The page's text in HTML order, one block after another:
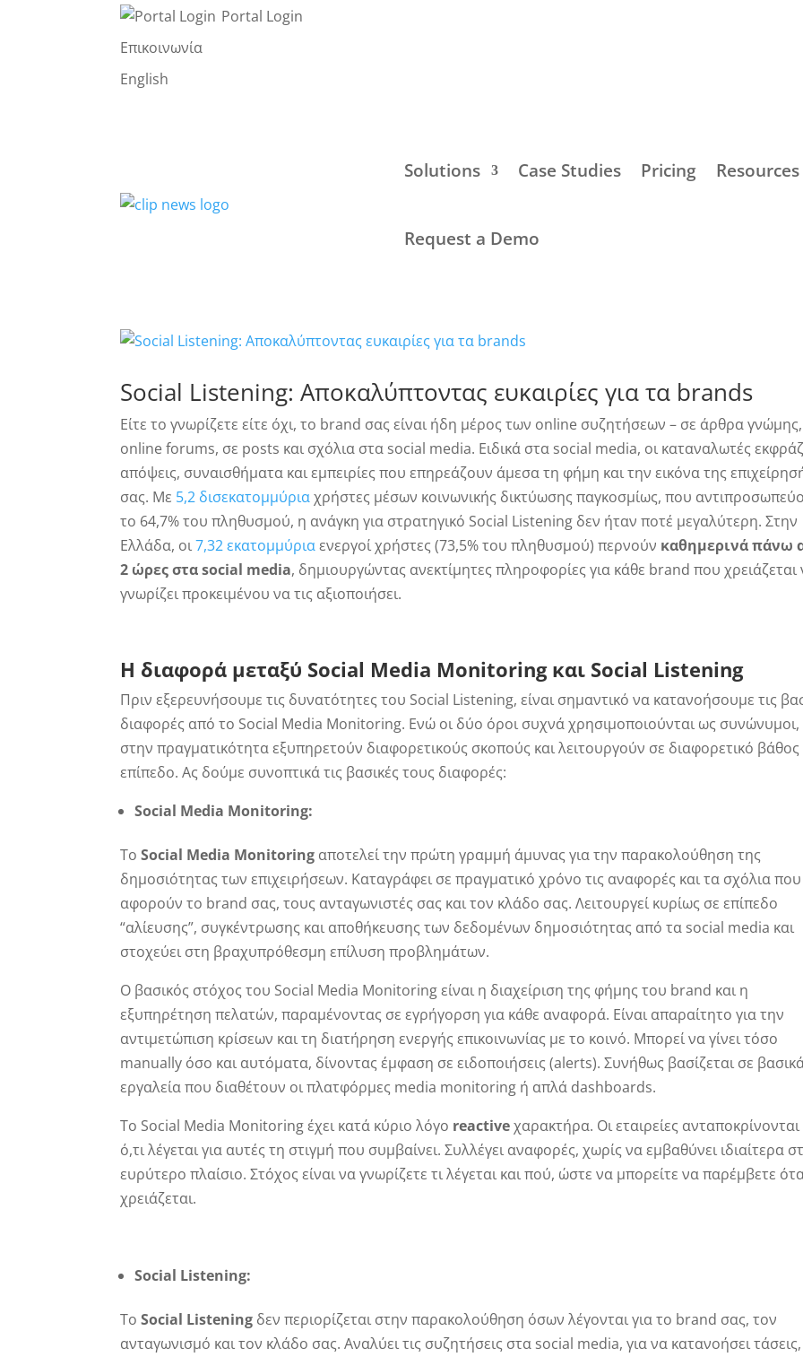
Portal Login
Επικοινωνία
English
Solutions Case Studies Pricing Resources
Request a Demo
Social Listening: Αποκαλύπτοντας ευκαιρίες για τα brands
Είτε το γνωρίζετε είτε όχι, το brand σας είναι ήδη μέρος των online συζητήσεων – σε άρθρα γνώμης,
online forums, σε posts και σχόλια στα social media. Ειδικά στα social media, οι καταναλωτές
απόψεις, συναισθήματα και εμπειρίες που επηρεάζουν άμεσα τη φήμη και την εικόνα της
σας. Με 5,2 δισεκατομμύριαχρήστες μέσων κοινωνικής δικτύωσης παγκοσμίως, που
το 64,7% του πληθυσμού, η ανάγκη για στρατηγικό Social Listening δεν ήταν ποτέ μεγαλύτερη. Στην
Ελλάδα, οι7,32 εκατομμύριαενεργοί χρήστες (73,5% του πληθυσμού) περνούν καθημερινά πάνω
2 ώρες στα social media, δημιουργώντας ανεκτίμητες πληροφορίες για κάθε brand που χρειάζεται
γνωρίζει προκειμένου να τις αξιοποιήσει.
Η διαφορά μεταξύ Social Media Monitoring και Social Listening
Πριν εξερευνήσουμε τις δυνατότητες του Social Listening, είναι σημαντικό να κατανοήσουμε τις
διαφορές από το Social Media Monitoring. Ενώ οι δύο όροι συχνά χρησιμοποιούνται ως συνώνυμοι,
στην πραγματικότητα εξυπηρετούν διαφορετικούς σκοπούς και λειτουργούν σε διαφορετικό βάθος
επίπεδο. Ας δούμε συνοπτικά τις βασικές τους διαφορές:
Social Media Monitoring:
ΤοSocial Media Monitoring αποτελεί την πρώτη γραμμή άμυνας για την παρακολούθηση της
δημοσιότητας των επιχειρήσεων. Καταγράφει σε πραγματικό χρόνο τις αναφορές και τα σχόλια που
αφορούν το brand σας, τους ανταγωνιστές σας και τον κλάδο σας. Λειτουργεί κυρίως σε επίπεδο
“αλίευσης”, συγκέντρωσης και αποθήκευσης των δεδομένων δημοσιότητας από τα social media και
στοχεύει στη βραχυπρόθεσμη επίλυση προβλημάτων.
Ο βασικός στόχος του Social Media Monitoring είναι η διαχείριση της φήμης του brand και η
εξυπηρέτηση πελατών, παραμένοντας σε εγρήγορση για κάθε αναφορά. Είναι απαραίτητο για την
αντιμετώπιση κρίσεων και τη διατήρηση ενεργής επικοινωνίας με το κοινό. Μπορεί να γίνει τόσο
manually όσο και αυτόματα, δίνοντας έμφαση σε ειδοποιήσεις (alerts). Συνήθως βασίζεται σε
εργαλεία που διαθέτουν οι πλατφόρμες media monitoring ή απλά dashboards.
Το Social Media Monitoring έχει κατά κύριο λόγο reactiveχαρακτήρα. Οι εταιρείες
ό,τι λέγεται για αυτές τη στιγμή που συμβαίνει. Συλλέγει αναφορές, χωρίς να εμβαθύνει ιδιαίτερα
ευρύτερο πλαίσιο. Στόχος είναι να γνωρίζετε τι λέγεται και πού, ώστε να μπορείτε να παρέμβετε
χρειάζεται.
Social Listening:
ΤοSocial Listening δεν περιορίζεται στην παρακολούθηση όσων λέγονται για το brand σας, τον
ανταγωνισμό και τον κλάδο σας. Αναλύει τις συζητήσεις στα social media, για να κατανοήσει τάσεις,